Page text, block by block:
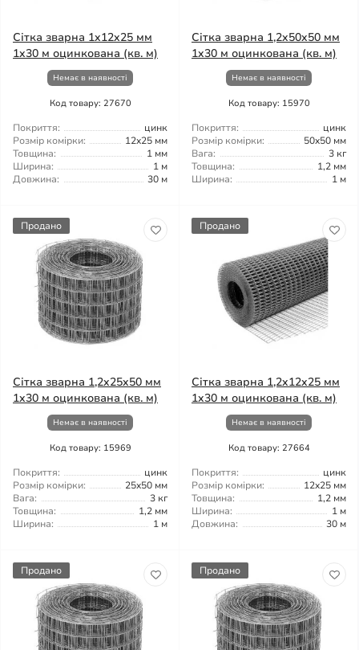
Сітка зварна 1x12x25 мм
1x30 м оцинкована (кв. м)
Немає в наявності
Код товару: 27670
Покриття:
цинк
Розмір комірки:
12x25 мм
Товщина:
1 мм
Ширина:
1 м
Довжина:
30 м
Сітка зварна 1,2x50x50 мм
1x30 м оцинкована (кв. м)
Немає в наявності
Код товару: 15970
Покриття:
цинк
Розмір комірки:
50x50 мм
Вага:
3 кг
Товщина:
1,2 мм
Ширина:
1 м
Продано
Сітка зварна 1,2x25x50 мм
1x30 м оцинкована (кв. м)
Немає в наявності
Код товару: 15969
Покриття:
цинк
Розмір комірки:
25x50 мм
Вага:
3 кг
Товщина:
1,2 мм
Ширина:
1 м
Продано
Сітка зварна 1,2x12x25 мм
1x30 м оцинкована (кв. м)
Немає в наявності
Код товару: 27664
Покриття:
цинк
Розмір комірки:
12x25 мм
Товщина:
1,2 мм
Ширина:
1 м
Довжина:
30 м
Продано Продано